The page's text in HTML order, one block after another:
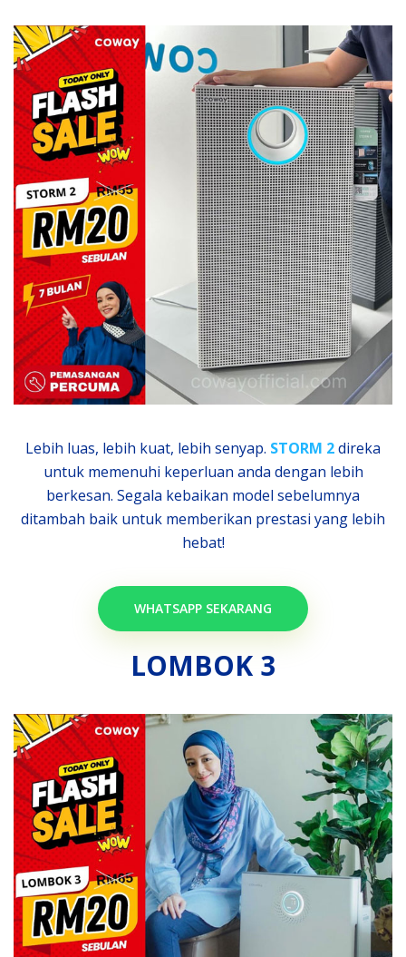
Lebih luas, lebih kuat, lebih senyap. STORM 2direka
untuk memenuhi keperluan anda dengan lebih
berkesan. Segala kebaikan model sebelumnya
ditambah baik untuk memberikan prestasi yang lebih
hebat!
WHATSAPP SEKARANG
LOMBOK 3